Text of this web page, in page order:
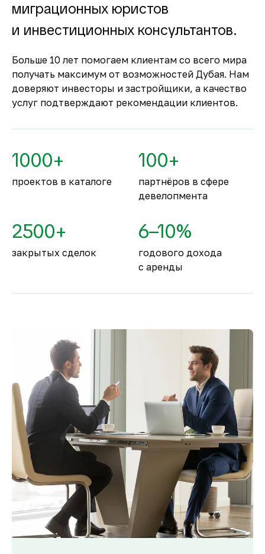
недвижимость
Оплата за объект поступает на эскроу-счёт.
Застройщик сможет получить с него деньги
только после ввода объекта в
Комфортное и
безопасное место для
жизни
По уровню безопасности жизни
занимают второе место в мире.
миграционных юристов
и инвестиционных консультантов.
Больше 10 лет помогаем клиентам со всего мира
получать максимум от возможностей Дубая. Нам
доверяют инвесторы и застройщики, а качество
услуг подтверждают рекомендации клиентов.
1000+
проектов в каталоге
100+
партнёров в сфере
девелопмента
2500+
закрытых сделок
6–10%
годового дохода
с аренды